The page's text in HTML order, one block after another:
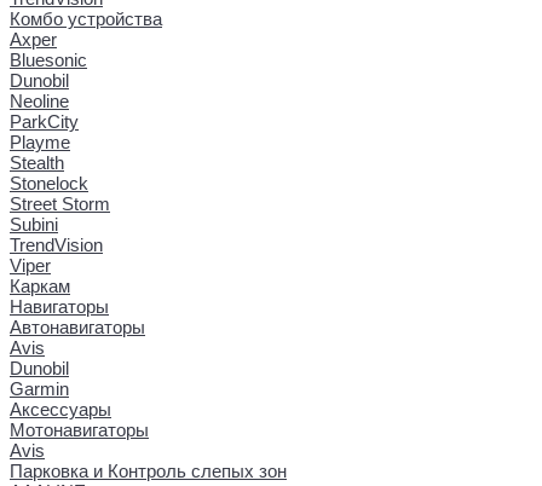
Комбо устройства
Axper
Bluesonic
Dunobil
Neoline
ParkCity
Playme
Stealth
Stonelock
Street Storm
Subini
TrendVision
Viper
Каркам
Навигаторы
Автонавигаторы
Avis
Dunobil
Garmin
Аксессуары
Мотонавигаторы
Avis
Парковка и Контроль слепых зон